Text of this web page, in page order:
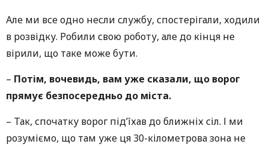
Але ми все одно несли службу, спостерігали, ходили
в розвідку. Робили свою роботу, але до кінця не
вірили, що таке може бути.
– Потім, вочевидь, вам уже сказали, що ворог
прямує безпосередньо до міста.
– Так, спочатку ворог під’їхав до ближніх сіл. І ми
розуміємо, що там уже ця 30-кілометрова зона не